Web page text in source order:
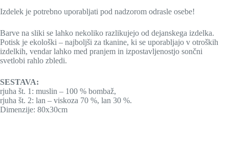
Izdelek je potrebno uporabljati pod nadzorom odrasle osebe!
Barve na sliki se lahko nekoliko razlikujejo od dejanskega izdelka.
Potisk je ekološki – najboljši za tkanine, ki se uporabljajo v otroških
izdelkih, vendar lahko med pranjem in izpostavljenostjo sončni
svetlobi rahlo zbledi.
SESTAVA:
rjuha št. 1: muslin – 100 % bombaž,
rjuha št. 2: lan – viskoza 70 %, lan 30 %.
Dimenzije: 80x30cm